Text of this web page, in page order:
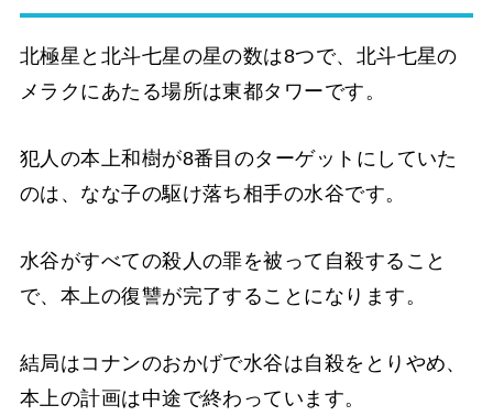
北極星と北斗七星の星の数は8つで、北斗七星の
メラクにあたる場所は東都タワーです。
犯人の本上和樹が8番目のターゲットにしていた
のは、なな子の駆け落ち相手の水谷です。
水谷がすべての殺人の罪を被って自殺すること
で、本上の復讐が完了することになります。
結局はコナンのおかげで水谷は自殺をとりやめ、
本上の計画は中途で終わっています。